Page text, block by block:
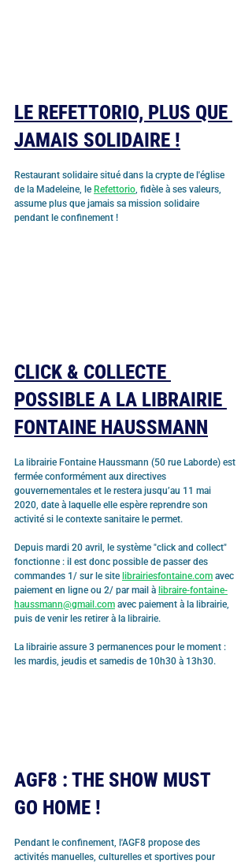
LE REFETTORIO, PLUS QUE
JAMAIS SOLIDAIRE !
Restaurant solidaire situé dans la crypte de l'église
de la Madeleine, le Refettorio , fidèle à ses valeurs,
assume plus que jamais sa mission solidaire
pendant le confinement !
CLICK & COLLECTE
POSSIBLE A LA LIBRAIRIE
FONTAINE HAUSSMANN
La librairie Fontaine Haussmann (50 rue Laborde) est
fermée conformément aux directives
gouvernementales et le restera jusqu’au 11 mai
2020, date à laquelle elle espère reprendre son
activité si le contexte sanitaire le permet.
Depuis mardi 20 avril, le système "click and collect"
fonctionne : il est donc possible de passer des
commandes 1/ sur le site librairiesfontaine.com avec
paiement en ligne ou 2/ par mail à libraire-fontaine-
haussmann@gmail.com avec paiement à la librairie,
puis de venir les retirer à la librairie.
La librairie assure 3 permanences pour le moment :
les mardis, jeudis et samedis de 10h30 à 13h30.
AGF8 : THE SHOW MUST
GO HOME !
Pendant le confinement, l'AGF8 propose des
activités manuelles, culturelles et sportives pour